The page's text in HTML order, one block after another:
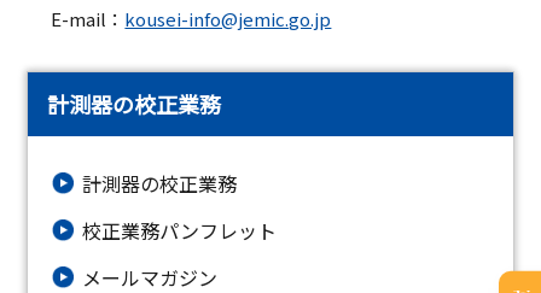
E-mail： kousei-info@jemic.go.jp
計測器の校正業務
計測器の校正業務
校正業務パンフレット
メールマガジン